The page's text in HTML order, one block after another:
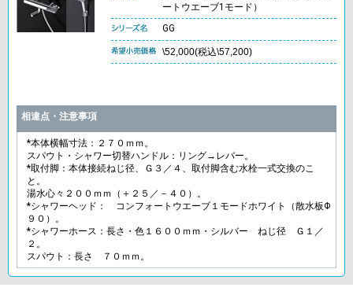
ートウエーブ1モード）
GG
\52,000(税込\57,200)
相違点・注意事項
*本体横幅寸法：２７０ｍｍ。
スパウト・シャワー切替ハンドル：リング→レバー。
*取付脚：本体接続ねじ径、Ｇ３／４、取付脚含む水栓一式交換のこ
と。
湯水心々２００ｍｍ（＋２５／－４０）。
*シャワーヘッド： コンフォートウエーブ１モードホワイト（散水板Φ
９０）。
*シャワーホース：長さ・色１６００ｍｍ・シルバー ねじ径 Ｇ１／
２。
スパウト：長さ ７０ｍｍ。